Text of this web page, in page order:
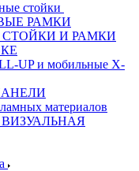
стойки
РАМКИ
И РАМКИ
UP и мобильные X-
материалов